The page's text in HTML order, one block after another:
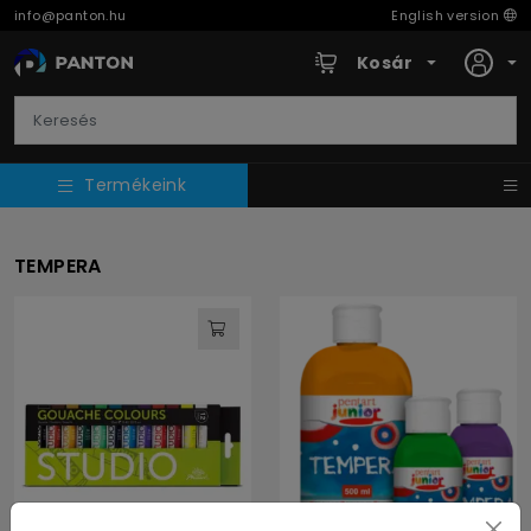
info@panton.hu English version
Kosár
Termékeink
TEMPERA